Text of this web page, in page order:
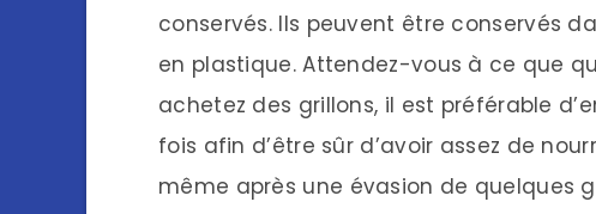
conservés. Ils peuvent être conservés
en plastique. Attendez-vous à ce que
achetez des grillons, il est préférable
fois afin d’être sûr d’avoir assez de
même après une évasion de quelques